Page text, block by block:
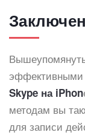
эффективными
Skype на iPhon
методам вы
для записи